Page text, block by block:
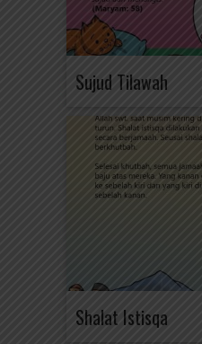
Sujud Tilawah
Shalat Istisqa